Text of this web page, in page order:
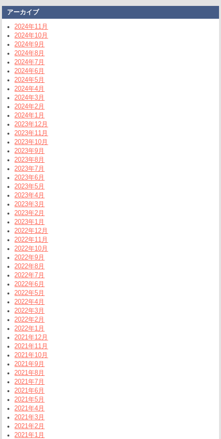
アーカイブ
2024年11月
2024年10月
2024年9月
2024年8月
2024年7月
2024年6月
2024年5月
2024年4月
2024年3月
2024年2月
2024年1月
2023年12月
2023年11月
2023年10月
2023年9月
2023年8月
2023年7月
2023年6月
2023年5月
2023年4月
2023年3月
2023年2月
2023年1月
2022年12月
2022年11月
2022年10月
2022年9月
2022年8月
2022年7月
2022年6月
2022年5月
2022年4月
2022年3月
2022年2月
2022年1月
2021年12月
2021年11月
2021年10月
2021年9月
2021年8月
2021年7月
2021年6月
2021年5月
2021年4月
2021年3月
2021年2月
2021年1月